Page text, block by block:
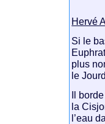
Hervé
Si le
plus
le
Il
la
l’eau